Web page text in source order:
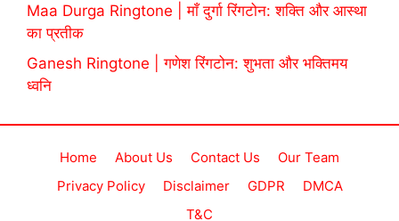
Maa Durga Ringtone | माँ दुर्गा रिंगटोन: शक्ति और आस्था
का प्रतीक
Ganesh Ringtone | गणेश रिंगटोन: शुभता और भक्तिमय
ध्वनि
Home About Us Contact Us
Our Team
Privacy Policy
Disclaimer GDPR
DMCA
T&C